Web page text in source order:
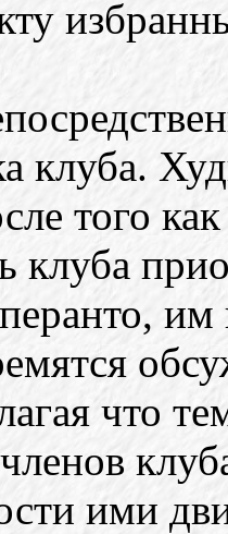
клуба.
того
клуба
что
ими